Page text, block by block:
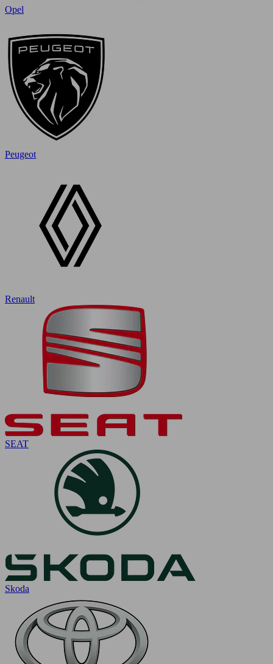
Opel
Peugeot
Renault
SEAT
Skoda